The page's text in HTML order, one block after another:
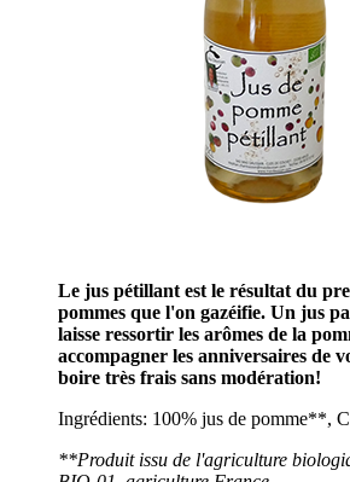
Le jus pétillant est le résultat du
pommes que l'on gazéifie. Un jus
laisse ressortir les arômes de la
accompagner les anniversaires de
boire très frais sans modération!
Ingrédients: 100% jus de pomme**,
**Produit issu de l'agriculture